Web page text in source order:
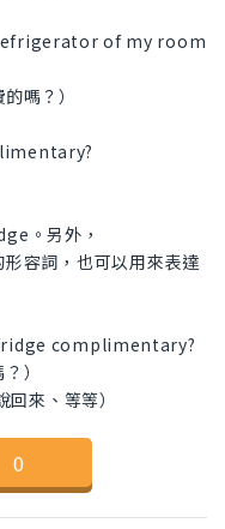
of my room
嗎？）
。另外，
容詞，也可以用來表達
complimentary?
）
來、等等）
0